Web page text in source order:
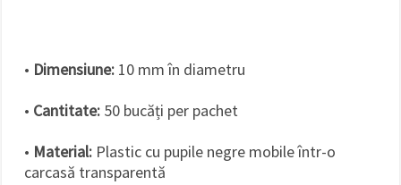
• Dimensiune: 10 mm în diametru
• Cantitate: 50 bucăți per pachet
• Material: Plastic cu pupile negre mobile într-o
carcasă transparentă